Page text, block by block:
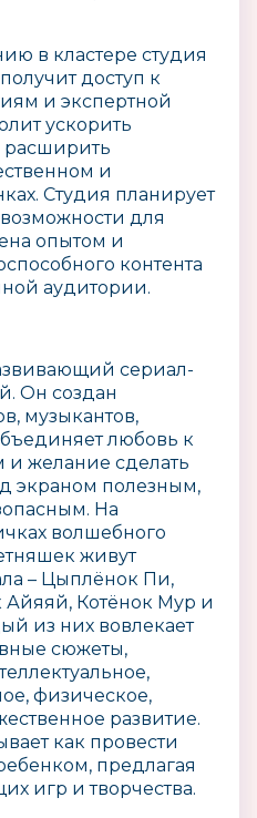
в кластере студия
доступ к
и экспертной
ускорить
расширить
и
Студия планирует
для
опытом и
контента
аудитории.
сериал-
Он создан
музыкантов,
любовь к
желание сделать
экраном полезным,
На
волшебного
живут
– Цыплёнок Пи,
Котёнок Мур и
из них вовлекает
сюжеты,
физическое,
развитие.
как провести
предлагая
игр и творчества.